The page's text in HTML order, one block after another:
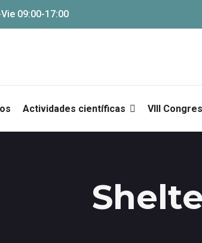
09:00-17:00
Actividades científicas VIII